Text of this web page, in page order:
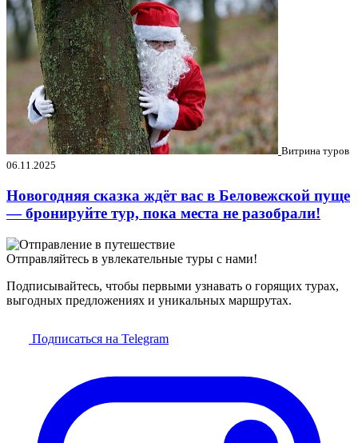
Витрина туров
06.11.2025
Новогодняя сказка ждёт вас в Беловежской пуще
— бронируйте тур, пока места не разобрали!
Отправляйтесь в увлекательные туры с нами!
Подписывайтесь, чтобы первыми узнавать о горящих турах,
выгодных предложениях и уникальных маршрутах.
Подписаться на Telegram